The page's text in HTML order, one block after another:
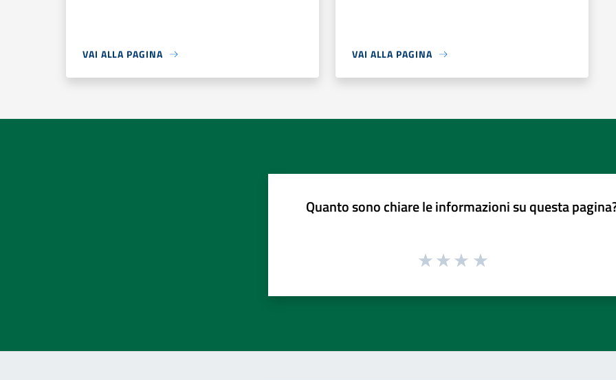
VAI ALLA PAGINA VAI ALLA PAGINA
Quanto sono chiare le informazioni su questa